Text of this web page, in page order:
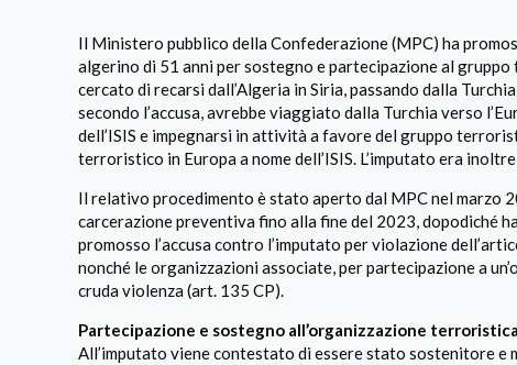
Il Ministero pubblico della Confederazione (MPC) ha
algerino di 51 anni per sostegno e partecipazione al
cercato di recarsi dall’Algeria in Siria, passando dalla
secondo l’accusa, avrebbe viaggiato dalla Turchia verso
dell’ISIS e impegnarsi in attività a favore del gruppo
terroristico in Europa a nome dell’ISIS. L’imputato era
Il relativo procedimento è stato aperto dal MPC nel marzo
carcerazione preventiva fino alla fine del 2023, dopodiché
promosso l’accusa contro l’imputato per violazione
nonché le organizzazioni associate, per partecipazione a
cruda violenza (art. 135 CP).
Partecipazione e sostegno all’organizzazione
All’imputato viene contestato di essere stato sostenitore e